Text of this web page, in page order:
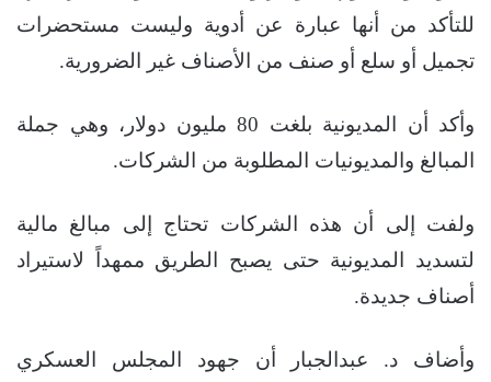
للتأكد من أنها عبارة عن أدوية وليست مستحضرات
تجميل أو سلع أو صنف من الأصناف غير الضرورية.
وأكد أن المديونية بلغت 80 مليون دولار، وهي جملة
المبالغ والمديونيات المطلوبة من الشركات.
ولفت إلى أن هذه الشركات تحتاج إلى مبالغ مالية
لتسديد المديونية حتى يصبح الطريق ممهداً لاستيراد
أصناف جديدة.
وأضاف د. عبدالجبار أن جهود المجلس العسكري